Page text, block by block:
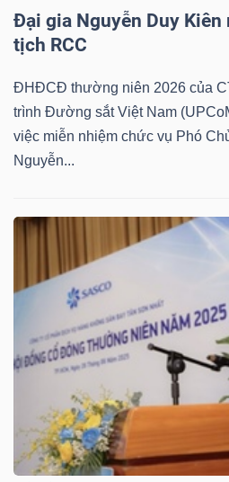
Đại gia Nguyễn Duy Kiên
tịch RCC
ĐHĐCĐ thường niên 2026 của
trình Đường sắt Việt Nam
việc miễn nhiệm chức vụ Phó
Nguyễn...